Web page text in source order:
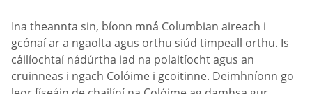
Ina theannta sin, bíonn mná Columbian aireach i
gcónaí ar a ngaolta agus orthu siúd timpeall orthu. Is
cáilíochtaí nádúrtha iad na polaitíocht agus an
cruinneas i ngach Colóime i gcoitinne. Deimhníonn go